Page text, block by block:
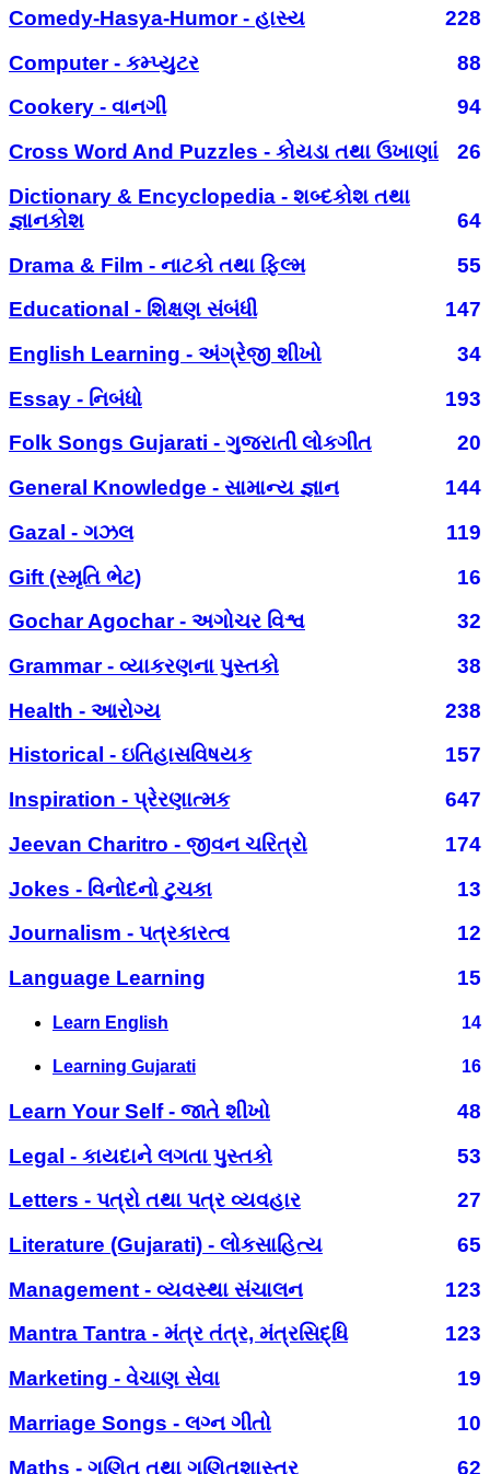
Comedy-Hasya-Humor - હાસ્ય
228
Computer - કમ્પ્યુટર
88
Cookery - વાનગી
94
Cross Word And Puzzles - કોયડા તથા ઉખાણાં
26
Dictionary & Encyclopedia - શબ્દકોશ તથા
જ્ઞાનકોશ
64
Drama & Film - નાટકો તથા ફિલ્મ
55
Educational - શિક્ષણ સંબંધી
147
English Learning - અંગ્રેજી શીખો
34
Essay - નિબંધો
193
Folk Songs Gujarati - ગુજરાતી લોકગીત
20
General Knowledge - સામાન્ય જ્ઞાન
144
Gazal - ગઝલ
119
Gift (સ્મૃતિ ભેટ)
16
Gochar Agochar - અગોચર વિશ્વ
32
Grammar - વ્યાકરણના પુસ્તકો
38
Health - આરોગ્ય
238
Historical - ઇતિહાસવિષયક
157
Inspiration - પ્રેરણાત્મક
647
Jeevan Charitro - જીવન ચરિત્રો
174
Jokes - વિનોદનો ટુચકા
13
Journalism - પત્રકારત્વ
12
Language Learning
15
Learn English 14
Learning Gujarati 16
Learn Your Self - જાતે શીખો
48
Legal - કાયદાને લગતા પુસ્તકો
53
Letters - પત્રો તથા પત્ર વ્યવહાર
27
Literature (Gujarati) - લોકસાહિત્ય
65
Management - વ્યવસ્થા સંચાલન
123
Mantra Tantra - મંત્ર તંત્ર, મંત્રસિદ્ધિ
123
Marketing - વેચાણ સેવા
19
Marriage Songs - લગ્ન ગીતો
10
Maths - ગણિત તથા ગણિતશાસ્ત્ર
62